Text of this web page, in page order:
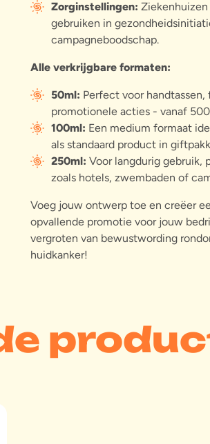
Zorginstellingen:
gebruiken in
campagneboodschap.
Alle verkrijgbare formaten:
50ml: Perfect voor
promotionele acties - vanaf
100ml: Een medium formaat
als standaard product in
250ml: Voor langdurig gebruik,
zoals hotels, zwembaden of
Voeg jouw ontwerp toe en creëer
opvallende promotie voor jouw
vergroten van bewustwording
huidkanker!